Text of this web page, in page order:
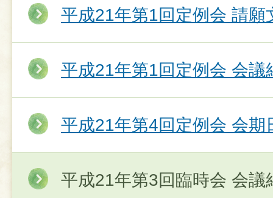
平成21年第1回定例会 請願
平成21年第1回定例会 会議
平成21年第4回定例会 会期
平成21年第3回臨時会 会議